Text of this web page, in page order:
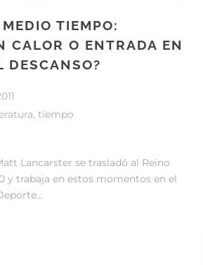
TIEMPO:
CALOR O ENTRADA EN
DESCANSO?
, tiempo
Lancarster se trasladó al Reino
y trabaja en estos momentos en el